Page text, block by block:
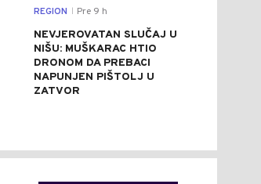
REGION Pre 9 h
NEVJEROVATAN SLUČAJ U
NIŠU: MUŠKARAC HTIO
DRONOM DA PREBACI
NAPUNJEN PIŠTOLJ U
ZATVOR